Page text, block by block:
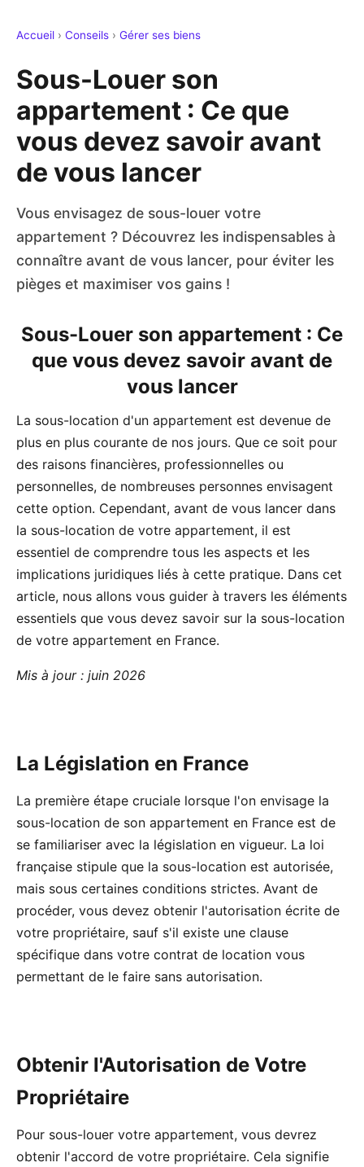
Accueil › Conseils › Gérer ses biens
Sous-Louer son
appartement : Ce que
vous devez savoir avant
de vous lancer
Vous envisagez de sous-louer votre
appartement ? Découvrez les indispensables à
connaître avant de vous lancer, pour éviter les
pièges et maximiser vos gains !
Sous-Louer son appartement : Ce
que vous devez savoir avant de
vous lancer
La sous-location d'un appartement est devenue de
plus en plus courante de nos jours. Que ce soit pour
des raisons financières, professionnelles ou
personnelles, de nombreuses personnes envisagent
cette option. Cependant, avant de vous lancer dans
la sous-location de votre appartement, il est
essentiel de comprendre tous les aspects et les
implications juridiques liés à cette pratique. Dans cet
article, nous allons vous guider à travers les éléments
essentiels que vous devez savoir sur la sous-location
de votre appartement en France.
Mis à jour : juin 2026
La Législation en France
La première étape cruciale lorsque l'on envisage la
sous-location de son appartement en France est de
se familiariser avec la législation en vigueur. La loi
française stipule que la sous-location est autorisée,
mais sous certaines conditions strictes. Avant de
procéder, vous devez obtenir l'autorisation écrite de
votre propriétaire, sauf s'il existe une clause
spécifique dans votre contrat de location vous
permettant de le faire sans autorisation.
Obtenir l'Autorisation de Votre
Propriétaire
Pour sous-louer votre appartement, vous devrez
obtenir l'accord de votre propriétaire. Cela signifie